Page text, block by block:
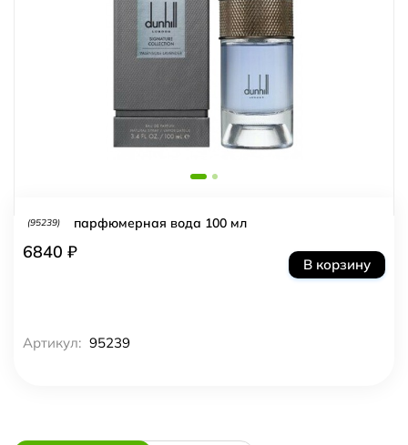
(95239) парфюмерная вода 100 мл
6840 ₽
В корзину
Артикул: 95239